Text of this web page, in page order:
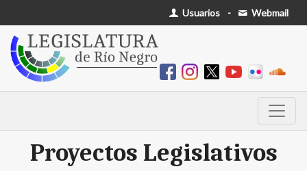
Usuarios - Webmail
Proyectos Legislativos